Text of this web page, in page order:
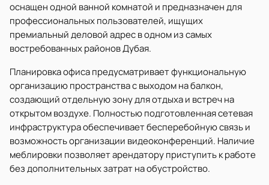
оснащен одной ванной комнатой и предназначен для
профессиональных пользователей, ищущих
премиальный деловой адрес в одном из самых
востребованных районов Дубая.
Планировка офиса предусматривает функциональную
организацию пространства с выходом на балкон,
создающий отдельную зону для отдыха и встреч на
открытом воздухе. Полностью подготовленная сетевая
инфраструктура обеспечивает бесперебойную связь и
возможность организации видеоконференций. Наличие
меблировки позволяет арендатору приступить к работе
без дополнительных затрат на обустройство.